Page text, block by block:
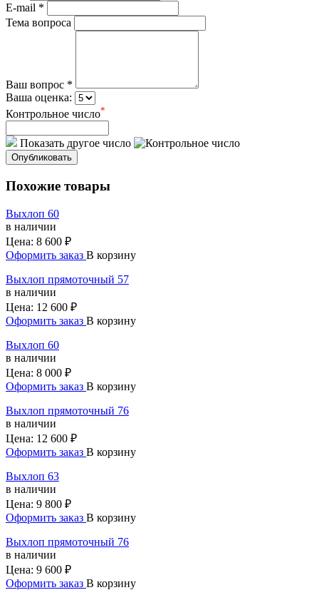
E-mail *
Тема вопроса
Ваш вопрос *
Ваша оценка:
Контрольное число*
Показать другое число
Опубликовать
Похожие товары
Выхлоп 60
в наличии
Цена: 8 600 ₽
Оформить заказ В корзину
Выхлоп прямоточный 57
в наличии
Цена: 12 600 ₽
Оформить заказ В корзину
Выхлоп 60
в наличии
Цена: 8 000 ₽
Оформить заказ В корзину
Выхлоп прямоточный 76
в наличии
Цена: 12 600 ₽
Оформить заказ В корзину
Выхлоп 63
в наличии
Цена: 9 800 ₽
Оформить заказ В корзину
Выхлоп прямоточный 76
в наличии
Цена: 9 600 ₽
Оформить заказ В корзину